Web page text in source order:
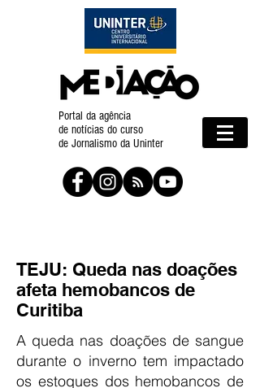
Portal da agência
de notícias do curso
de Jornalismo da Uninter
TEJU: Queda nas doações
afeta hemobancos de
Curitiba
A queda nas doações de sangue
durante o inverno tem impactado
os estoques dos hemobancos de